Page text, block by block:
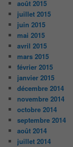
août 2015
juillet 2015
juin 2015
mai 2015
avril 2015
mars 2015
février 2015
janvier 2015
décembre 2014
novembre 2014
octobre 2014
septembre 2014
août 2014
juillet 2014